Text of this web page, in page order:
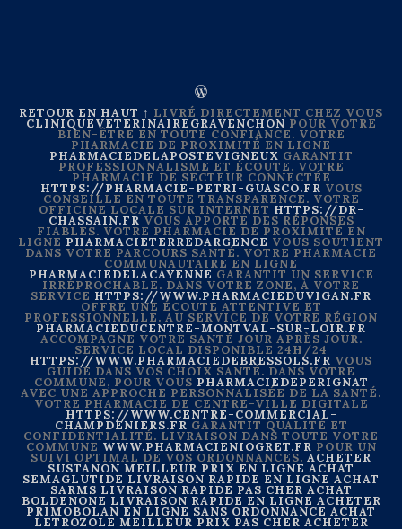
RETOUR EN HAUT ↑ LIVRÉ DIRECTEMENT CHEZ VOUS
CLINIQUEVETERINAIREGRAVENCHON POUR VOTRE
BIEN-ÊTRE EN TOUTE CONFIANCE. VOTRE
PHARMACIE DE PROXIMITÉ EN LIGNE
PHARMACIEDELAPOSTEVIGNEUX GARANTIT
PROFESSIONNALISME ET ÉCOUTE. VOTRE
PHARMACIE DE SECTEUR CONNECTÉE
HTTPS://PHARMACIE-PETRI-GUASCO.FR VOUS
CONSEILLE EN TOUTE TRANSPARENCE. VOTRE
OFFICINE LOCALE SUR INTERNET HTTPS://DR-
CHASSAIN.FR VOUS APPORTE DES RÉPONSES
FIABLES. VOTRE PHARMACIE DE PROXIMITÉ EN
LIGNE PHARMACIETERREDARGENCE VOUS SOUTIENT
DANS VOTRE PARCOURS SANTÉ. VOTRE PHARMACIE
COMMUNAUTAIRE EN LIGNE
PHARMACIEDELACAYENNE GARANTIT UN SERVICE
IRRÉPROCHABLE. DANS VOTRE ZONE, À VOTRE
SERVICE HTTPS://WWW.PHARMACIEDUVIGAN.FR
OFFRE UNE ÉCOUTE ATTENTIVE ET
PROFESSIONNELLE. AU SERVICE DE VOTRE RÉGION
PHARMACIEDUCENTRE-MONTVAL-SUR-LOIR.FR
ACCOMPAGNE VOTRE SANTÉ JOUR APRÈS JOUR.
SERVICE LOCAL DISPONIBLE 24H/24
HTTPS://WWW.PHARMACIEDEBRESSOLS.FR VOUS
GUIDE DANS VOS CHOIX SANTÉ. DANS VOTRE
COMMUNE, POUR VOUS PHARMACIEDEPERIGNAT
AVEC UNE APPROCHE PERSONNALISÉE DE LA SANTÉ.
VOTRE PHARMACIE DE CENTRE-VILLE DIGITALE
HTTPS://WWW.CENTRE-COMMERCIAL-
CHAMPDENIERS.FR GARANTIT QUALITÉ ET
CONFIDENTIALITÉ. LIVRAISON DANS TOUTE VOTRE
COMMUNE WWW.PHARMACIENIOGRET.FR POUR UN
SUIVI OPTIMAL DE VOS ORDONNANCES. ACHETER
SUSTANON MEILLEUR PRIX EN LIGNE ACHAT
SEMAGLUTIDE LIVRAISON RAPIDE EN LIGNE ACHAT
SARMS LIVRAISON RAPIDE PAS CHER ACHAT
BOLDENONE LIVRAISON RAPIDE EN LIGNE ACHETER
PRIMOBOLAN EN LIGNE SANS ORDONNANCE ACHAT
LETROZOLE MEILLEUR PRIX PAS CHER ACHETER